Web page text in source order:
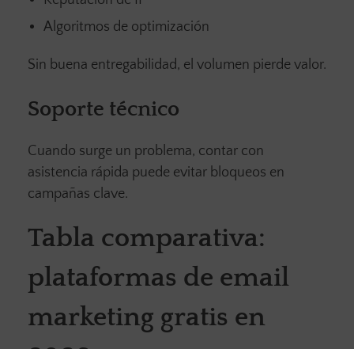
Algoritmos de optimización
Sin buena entregabilidad, el volumen pierde valor.
Soporte técnico
Cuando surge un problema, contar con
asistencia rápida puede evitar bloqueos en
campañas clave.
Tabla comparativa:
plataformas de email
marketing gratis en